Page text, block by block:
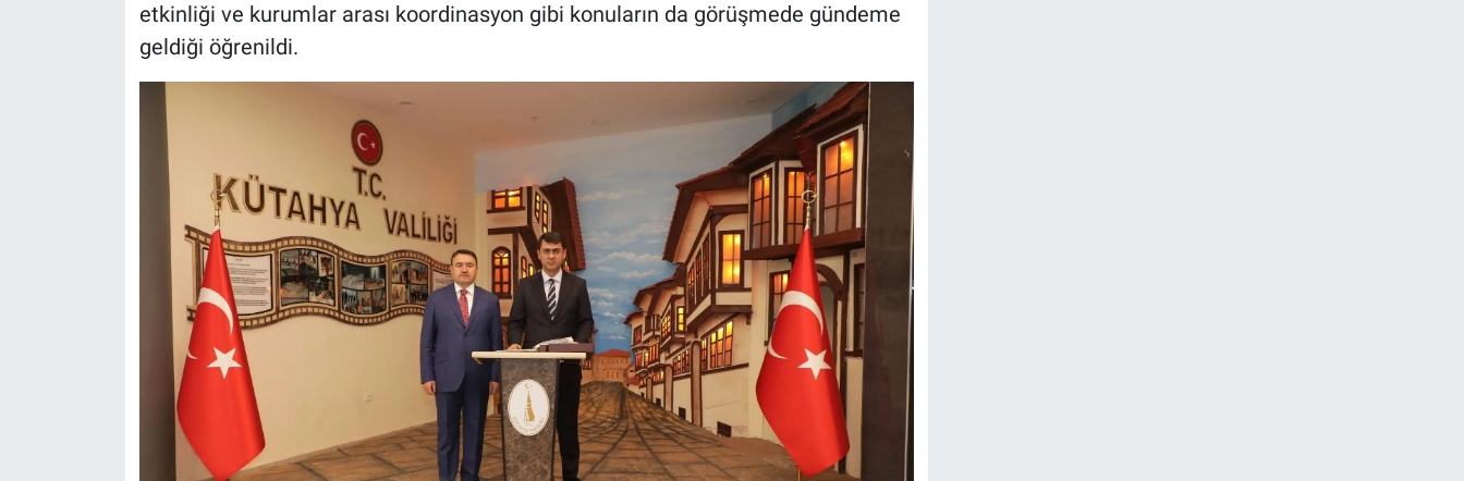
etkinliği ve kurumlar arası koordinasyon gibi konuların da görüşmede gündeme
geldiği öğrenildi.